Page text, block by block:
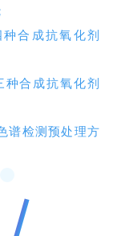
合成抗氧化剂
合成抗氧化剂
谱检测预处理方